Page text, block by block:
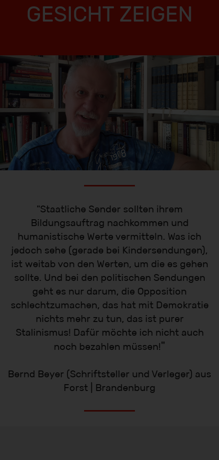
GESICHT ZEIGEN
"Staatliche Sender sollten ihrem
Bildungsauftrag nachkommen und
humanistische Werte vermitteln. Was ich
jedoch sehe (gerade bei Kindersendungen),
ist weitab von den Werten, um die es gehen
sollte. Und bei den politischen Sendungen
geht es nur darum, die Opposition
schlechtzumachen, das hat mit Demokratie
nichts mehr zu tun, das ist purer
Stalinismus! Dafür möchte ich nicht auch
noch bezahlen müssen!"
Bernd Beyer (Schriftsteller und Verleger) aus
Forst | Brandenburg